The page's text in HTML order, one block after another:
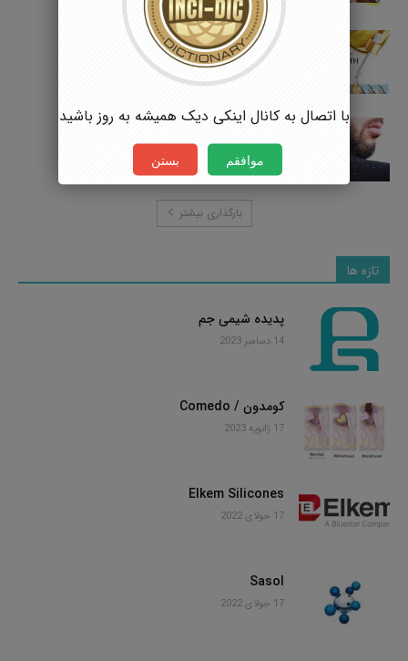
کلاس فرایند تولید سرم مو
کلاس فرایند تولید شامپو ضد شوره
5 جولای 2022
بارگذاری بیشتر
تازه ها
پدیده شیمی جم
14 دسامبر 2023
کومدون / Comedo
17 ژانویه 2023
Elkem Silicones
17 جولای 2022
Sasol
17 جولای 2022
با اتصال به کانال اینکی دیک همیشه به روز باشید
موافقم بستن